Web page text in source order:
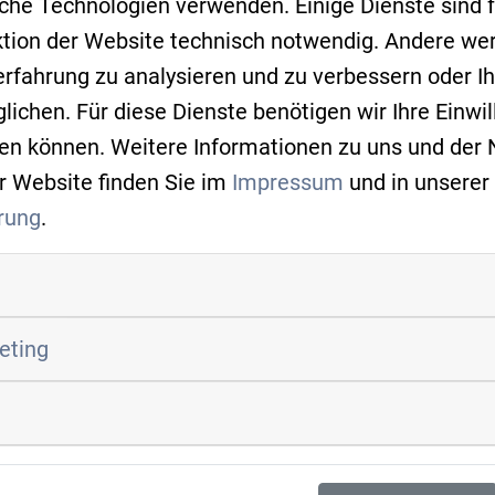
für Kinder mit ADHS – ein
2028 die Marktzulassung anstrebt.
KEP-Logistikunternehmens und KI-Vordenker
– und verkörperte damit live, was
Cluster Mobility & Logistics und TechBase
Idee und Kapital.
Die TechBase ist kein Ort zum Feiern von
Für die Cluster Mobility & Logistics und
Innovationspotenzial entsteht, wenn
Technologien verwenden. Einige Dienste sind
der Website technisch notwendig. Andere
zu analysieren und zu verbessern oder
Für diese Dienste benötigen wir Ihre
können. Weitere Informationen zu uns und der
Website finden Sie im Impressum und in unserer
.